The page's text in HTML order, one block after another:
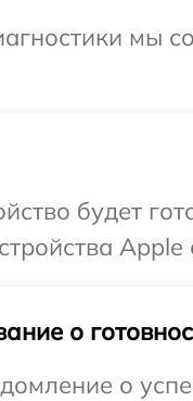
мы
будет
о
о